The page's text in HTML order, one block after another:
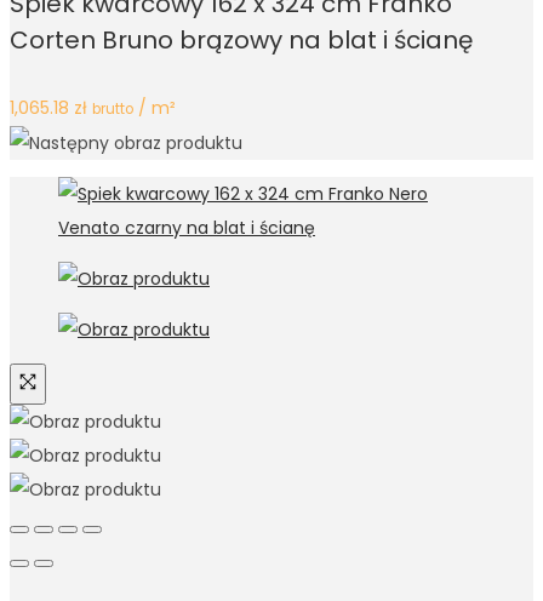
Corten Bruno brązowy na blat i ścianę
1,065.18 zł brutto / m²